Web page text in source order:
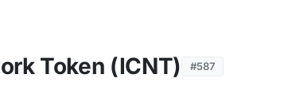
Token (ICNT) #587